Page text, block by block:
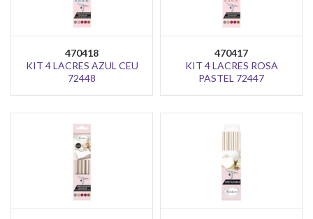
470418
KIT 4 LACRES AZUL CEU
72448
470417
KIT 4 LACRES ROSA
PASTEL 72447